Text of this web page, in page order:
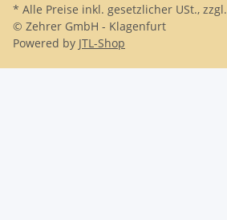
* Alle Preise inkl. gesetzlicher USt., zzgl.
© Zehrer GmbH - Klagenfurt
Powered by JTL-Shop